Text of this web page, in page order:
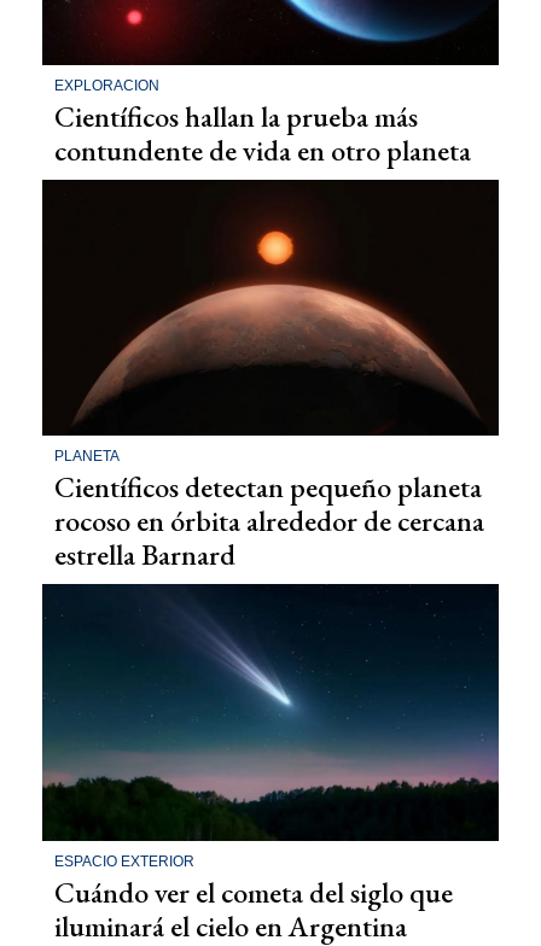
EXPLORACION
Científicos hallan la prueba más
contundente de vida en otro planeta
PLANETA
Científicos detectan pequeño planeta
rocoso en órbita alrededor de cercana
estrella Barnard
ESPACIO EXTERIOR
Cuándo ver el cometa del siglo que
iluminará el cielo en Argentina